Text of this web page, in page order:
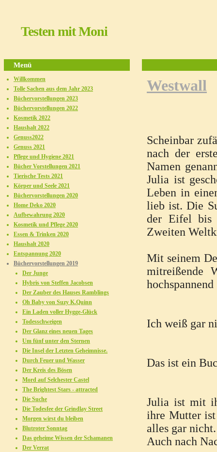
Testen mit Moni
Westwall
Scheinbar
nach der
Namen
Julia ist
Leben in
lieb ist. Die
der Eifel bis
Zweiten
Mit seinem
mitreißende
Ich weiß gar
Das ist ein
Julia ist mit
ihre Mutter
alles gar nicht.
Auch nach
Menü
Willkommen
Tolle Sachen aus dem Jahr 2023
Büchervorstellungen 2023
Büchervorstellungen 2022
Kosmetik 2022
Haushalt 2022
Genuss2022
Genuss 2021
Pflege und Hygiene 2021
Bücher Vorstellungen 2021
Tierische Tests 2021
Körper und Seele 2021
Büchervorstellungen 2020
Home Deko 2020
Aufbewahrung 2020
Kosmetik und Pflege 2020
Essen & Trinken 2020
Haushalt 2020
Entspannung 2020
Büchervorstellungen 2019
Der Junge
Hybris von Steffen Jacobsen
Der Zauber des Hauses Ramblings
Oh Baby von Suzy K.Quinn
Ein Laden voller Hygge-Glück
Todesschweigen
Der Glanz eines neuen Tages
Um fünf unter den Sternen
Die Insel der Letzten Geheimnisse.
Durch Feuer und Wasser
Der Kreis des Bösen
Mord auf Selchester Castel
The Brightest Stars - attracted
Die Suche
Die Todesfee der Grindlay Street
Morgen wirst du bleiben
Blutroter Sonntag
Das geheime Wissen der Schamanen
Der Verrat